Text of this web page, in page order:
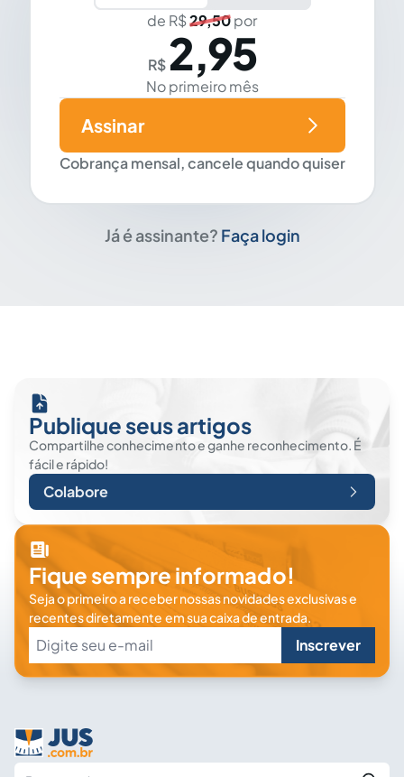
de R$29,50por
R$ 2,95
No primeiro mês
Cobrança mensal, cancele quando quiser
Assinar
Já é assinante? Faça login
Publique seus artigos
Compartilhe conhecimento e ganhe reconhecimento. É
fácil e rápido!
Colabore
Fique sempre informado!
Seja o primeiro a receber nossas novidades exclusivas e
recentes diretamente em sua caixa de entrada.
Inscrever